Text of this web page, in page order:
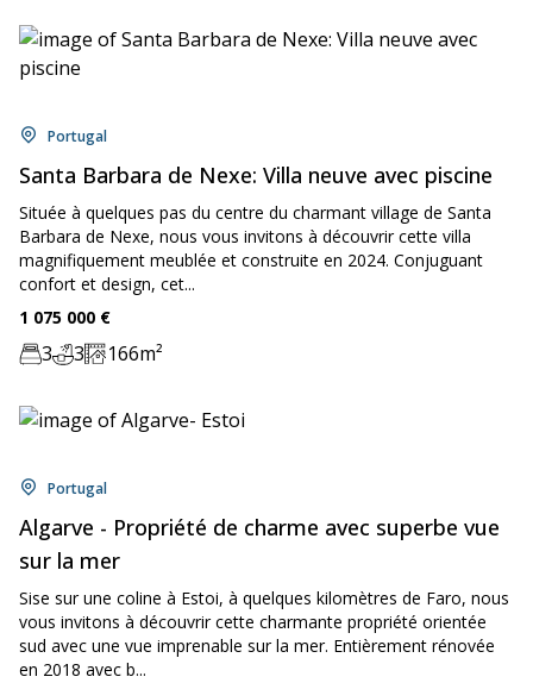
Location:
Portugal
Santa Barbara de Nexe: Villa neuve avec piscine
Située à quelques pas du centre du charmant village de Santa
Barbara de Nexe, nous vous invitons à découvrir cette villa
magnifiquement meublée et construite en 2024. Conjuguant
confort et design, cet...
Price:
1 075 000 €
Chambre:
3Bathrooms:
3Zone:
166m²
Location:
Portugal
Algarve - Propriété de charme avec superbe vue
sur la mer
Sise sur une coline à Estoi, à quelques kilomètres de Faro, nous
vous invitons à découvrir cette charmante propriété orientée
sud avec une vue imprenable sur la mer. Entièrement rénovée
en 2018 avec b...